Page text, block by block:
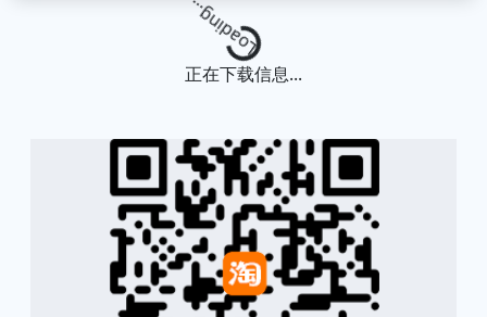
Loading...
正在下载信息...